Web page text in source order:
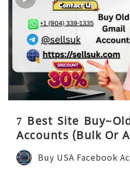
7 Best Site
Accounts (Bulk Or
Buy USA Facebook